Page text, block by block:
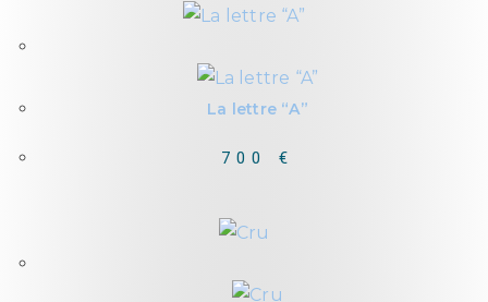
La lettre “A”
700 €